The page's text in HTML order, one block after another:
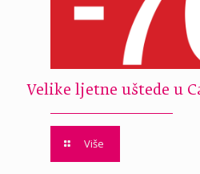
Velike ljetne uštede u
Više